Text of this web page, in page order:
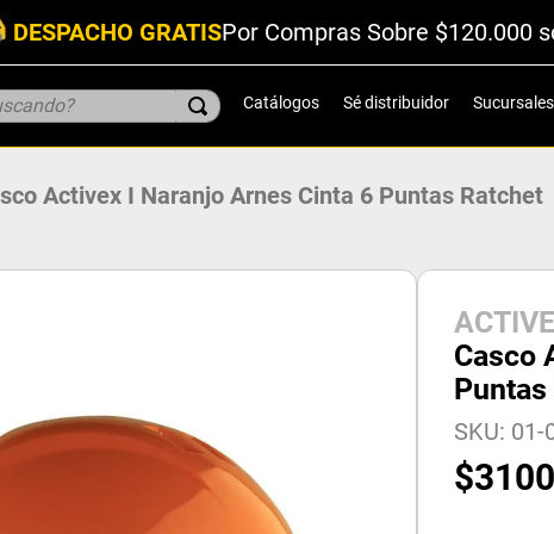
DESPACHO GRATISPor Compras Sobre $120.000
Catálogos Sé distribuidor Sucursales
Activex I Naranjo Arnes Cinta 6 Puntas Ratchet
Casco
SKU: 01-
$3100